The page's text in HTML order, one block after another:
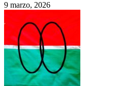
9 marzo, 2026